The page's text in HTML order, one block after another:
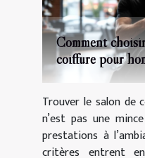
Comment
coiffure pour
Trouver le salon de
n’est pas une
prestations à
critères entrent